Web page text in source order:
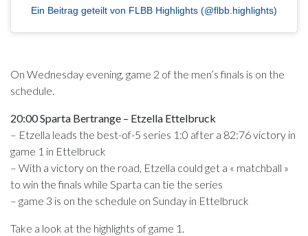
Ein Beitrag geteilt von FLBB Highlights (@flbb.highlights)
On Wednesday evening, game 2 of the men’s finals is on the
schedule.
20:00 Sparta Bertrange – Etzella Ettelbruck
– Etzella leads the best-of-5 series 1:0 after a 82:76 victory in
game 1 in Ettelbruck
– With a victory on the road, Etzella could get a « matchball »
to win the finals while Sparta can tie the series
– game 3 is on the schedule on Sunday in Ettelbruck
Take a look at the highlights of game 1.